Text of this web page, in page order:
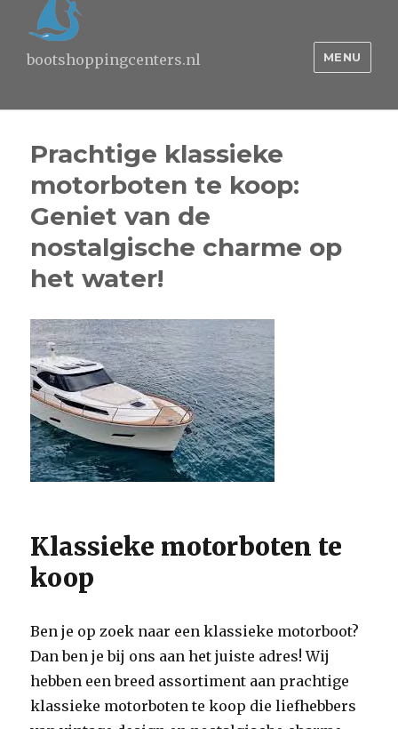
bootshoppingcenters.nl MENU
Prachtige klassieke
motorboten te koop:
Geniet van de
nostalgische charme op
het water!
Klassieke motorboten te
koop
Ben je op zoek naar een klassieke motorboot?
Dan ben je bij ons aan het juiste adres! Wij
hebben een breed assortiment aan prachtige
klassieke motorboten te koop die liefhebbers